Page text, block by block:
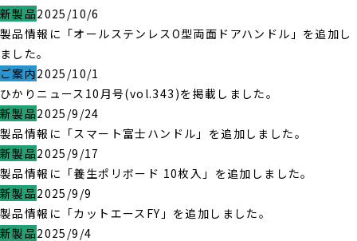
新製品2025/10/6
製品情報に「オールステンレスO型両面ドアハンドル」を追加し
ました。
ご案内2025/10/1
ひかりニュース10月号(vol.343)を掲載しました。
新製品2025/9/24
製品情報に「スマート富士ハンドル」を追加しました。
新製品2025/9/17
製品情報に「養生ポリボード 10枚入」を追加しました。
新製品2025/9/9
製品情報に「カットエースFY」を追加しました。
新製品2025/9/4